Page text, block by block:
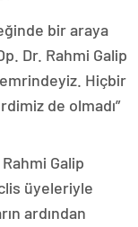
bir araya
Dr. Rahmi Galip
Hiçbir
de olmadı”
Galip
üyeleriyle
ardından